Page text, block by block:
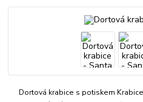
Dortová krabice s potiskem